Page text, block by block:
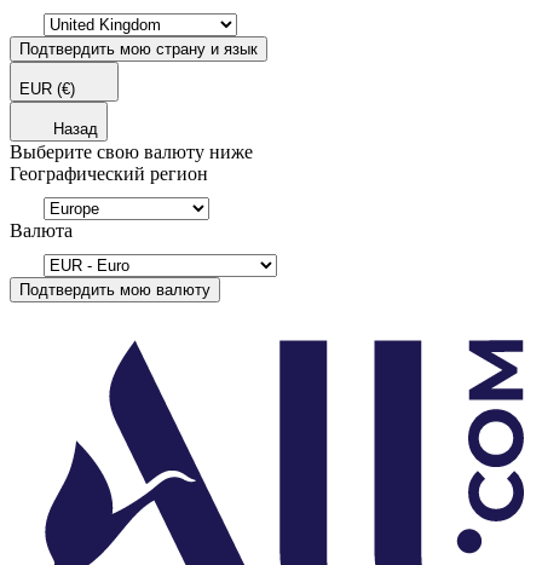
Подтвердить мою страну и язык
EUR (€)
Назад
Выберите свою валюту ниже
Географический регион
Валюта
Подтвердить мою валюту